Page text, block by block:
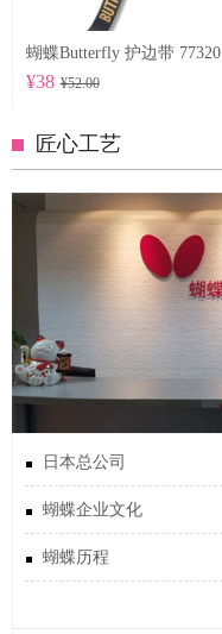
蝴蝶Butterfly 护边带 77320
¥38 ¥52.00
匠心工艺
日本总公司
蝴蝶企业文化
蝴蝶历程